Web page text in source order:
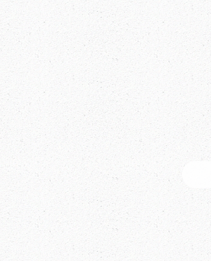
Newsletter
Abonniere unseren Newsletter für Insights und
Updates zu Workshops und Erfolgsgeschichten.